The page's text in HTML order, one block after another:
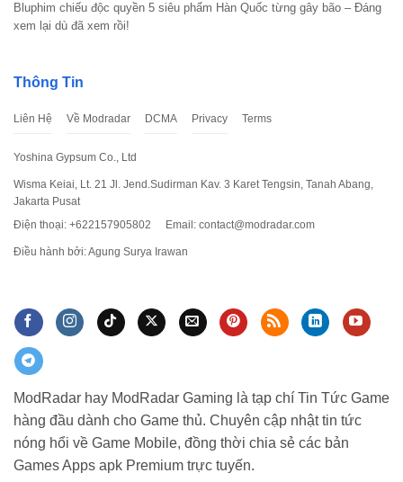
Bluphim chiếu độc quyền 5 siêu phẩm Hàn Quốc từng gây bão – Đáng
xem lại dù đã xem rồi!
Thông Tin
Liên Hệ Về Modradar DCMA Privacy Terms
Yoshina Gypsum Co., Ltd
Wisma Keiai, Lt. 21 Jl. Jend.Sudirman Kav. 3 Karet Tengsin, Tanah Abang,
Jakarta Pusat
Điện thoại: +622157905802
Email: contact@modradar.com
Điều hành bởi: Agung Surya Irawan
ModRadar hay ModRadar Gaming là tạp chí Tin Tức Game
hàng đầu dành cho Game thủ. Chuyên cập nhật tin tức
nóng hổi về Game Mobile, đồng thời chia sẻ các bản
Games Apps apk Premium trực tuyến.